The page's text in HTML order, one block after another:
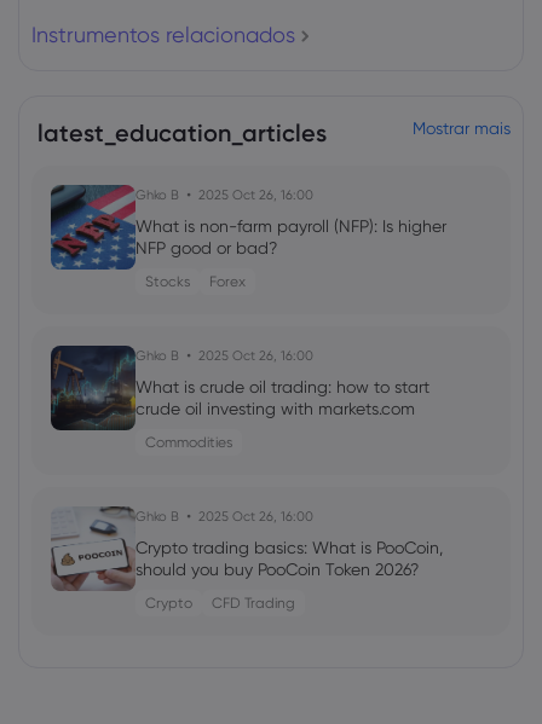
Instrumentos relacionados
latest_education_articles Mostrar mais
Ghko B 2025 Oct 26, 16:00
What is non-farm payroll (NFP): Is higher
NFP good or bad?
Stocks Forex
Ghko B 2025 Oct 26, 16:00
What is crude oil trading: how to start
crude oil investing with markets.com
Commodities
Ghko B 2025 Oct 26, 16:00
Crypto trading basics: What is PooCoin,
should you buy PooCoin Token 2026?
Crypto CFD Trading